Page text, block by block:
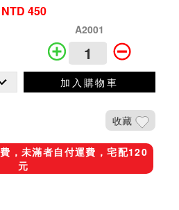
NTD 450
A2001
加入購物車
收藏
，未滿者自付運費，宅配120
元